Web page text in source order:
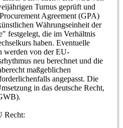
Turnus geprüft und
Agreement (GPA)
Währungseinheit der
festgelegt, die im Verhältnis
haben. Eventuelle
werden von der EU-
neu berechnet und die
maßgeblichen
angepasst. Die
in das deutsche Recht,
Recht: